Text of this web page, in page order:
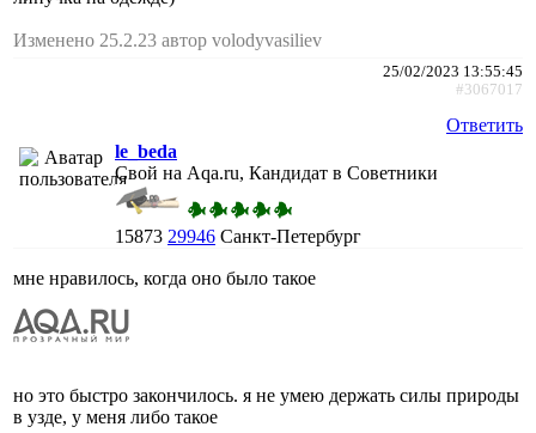
Изменено 25.2.23 автор volodyvasiliev
25/02/2023 13:55:45
#3067017
Ответить
le_beda
Свой на Aqa.ru, Кандидат в Советники
15873 29946 Санкт-Петербург
мне нравилось, когда оно было такое
но это быстро закончилось. я не умею держать силы природы
в узде, у меня либо такое